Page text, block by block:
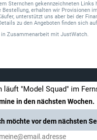
Sternchen gekennzeichneten
Bestellung, erhalten wir Provisionen
unterstützt uns aber bei der
zu den Angeboten finden sich
in Zusammenarbeit mit JustWatch.
läuft "Model Squad" im
in den nächsten Wochen.
möchte vor dem nächsten